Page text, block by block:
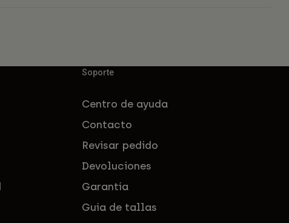
Soporte
Centro de ayuda
Contacto
Revisar pedido
Devoluciones
Garantía
Guía de tallas